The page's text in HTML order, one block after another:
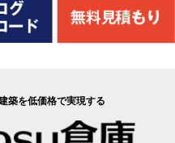
築を低価格で実現する